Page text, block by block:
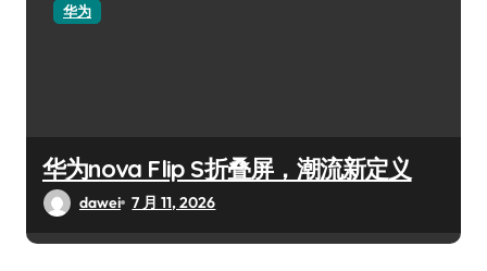
华为
华为nova Flip S折叠屏，潮流新定义
dawei 7 月 11, 2026